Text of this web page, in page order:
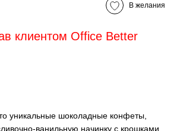
В желания
клиентом Office Better
уникальные шоколадные конфеты,
ванильную начинку с крошками